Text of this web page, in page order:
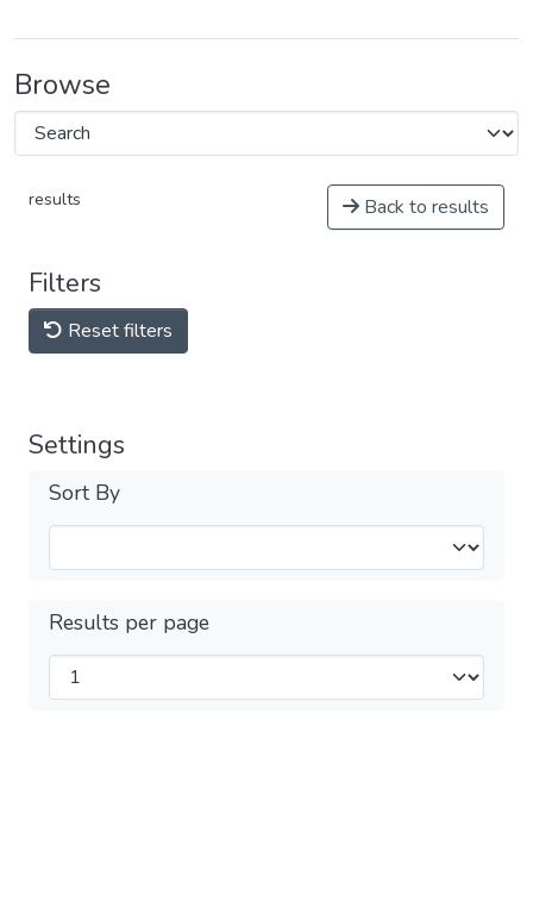
Browse
results Back to results
Filters
Reset filters
Settings
Sort By
Results per page